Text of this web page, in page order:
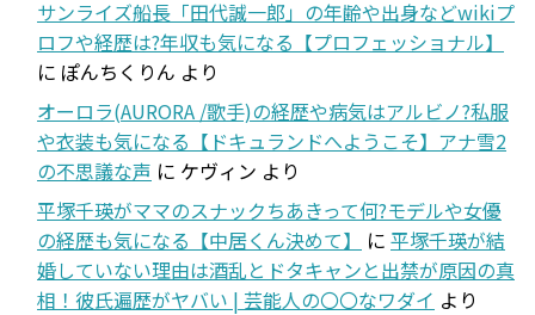
サンライズ船長「田代誠一郎」の年齢や出身などwikiプ
ロフや経歴は?年収も気になる【プロフェッショナル】
に ぽんちくりん より
オーロラ(AURORA /歌手)の経歴や病気はアルビノ?私服
や衣装も気になる【ドキュランドへようこそ】アナ雪2
の不思議な声 に ケヴィン より
平塚千瑛がママのスナックちあきって何?モデルや女優
の経歴も気になる【中居くん決めて】
に 平塚千瑛が結
婚していない理由は酒乱とドタキャンと出禁が原因の真
相！彼氏遍歴がヤバい | 芸能人の〇〇なワダイ より